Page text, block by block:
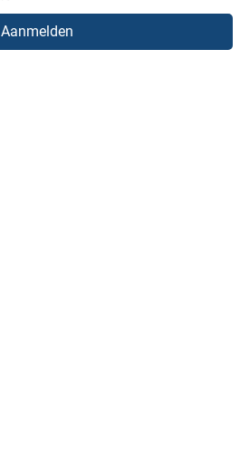
Aanmelden